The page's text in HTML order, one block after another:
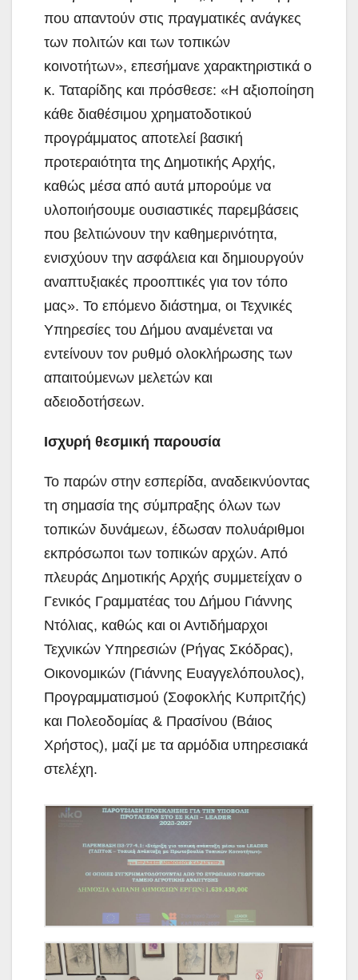
που απαντούν στις πραγματικές ανάγκες
των πολιτών και των τοπικών
κοινοτήτων», επεσήμανε χαρακτηριστικά ο
κ. Ταταρίδης και πρόσθεσε: «Η αξιοποίηση
κάθε διαθέσιμου χρηματοδοτικού
προγράμματος αποτελεί βασική
προτεραιότητα της Δημοτικής Αρχής,
καθώς μέσα από αυτά μπορούμε να
υλοποιήσουμε ουσιαστικές παρεμβάσεις
που βελτιώνουν την καθημερινότητα,
ενισχύουν την ασφάλεια και δημιουργούν
αναπτυξιακές προοπτικές για τον τόπο
μας». Το επόμενο διάστημα, οι Τεχνικές
Υπηρεσίες του Δήμου αναμένεται να
εντείνουν τον ρυθμό ολοκλήρωσης των
απαιτούμενων μελετών και
αδειοδοτήσεων.
Ισχυρή θεσμική παρουσία
Το παρών στην εσπερίδα, αναδεικνύοντας
τη σημασία της σύμπραξης όλων των
τοπικών δυνάμεων, έδωσαν πολυάριθμοι
εκπρόσωποι των τοπικών αρχών. Από
πλευράς Δημοτικής Αρχής συμμετείχαν ο
Γενικός Γραμματέας του Δήμου Γιάννης
Ντόλιας, καθώς και οι Αντιδήμαρχοι
Τεχνικών Υπηρεσιών (Ρήγας Σκόδρας),
Οικονομικών (Γιάννης Ευαγγελόπουλος),
Προγραμματισμού (Σοφοκλής Κυπριτζής)
και Πολεοδομίας & Πρασίνου (Βάιος
Χρήστος), μαζί με τα αρμόδια υπηρεσιακά
στελέχη.